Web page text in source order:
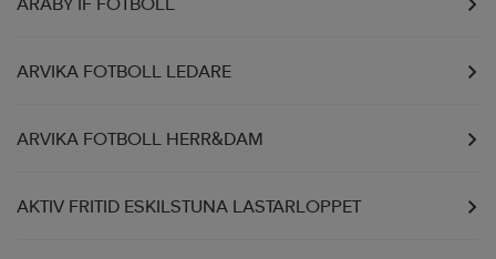
ARVIKA FOTBOLL LEDARE
ARVIKA FOTBOLL HERR&DAM
AKTIV FRITID ESKILSTUNA LASTARLOPPET